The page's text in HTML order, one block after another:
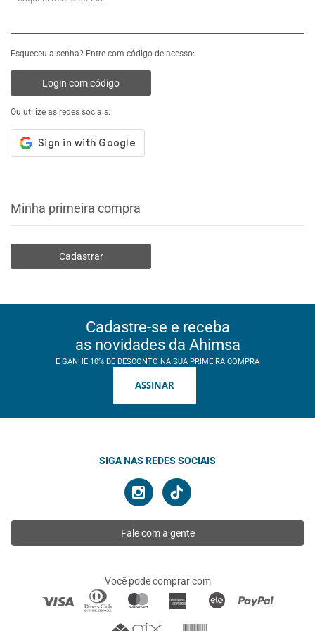
Esqueceu a senha? Entre com código de acesso:
Login com código
Ou utilize as redes sociais:
Minha primeira compra
Cadastrar
Cadastre-se e receba
as novidades da Ahimsa
E GANHE 10% DE DESCONTO NA SUA PRIMEIRA COMPRA
ASSINAR
SIGA NAS REDES SOCIAIS
Fale com a gente
Você pode comprar com